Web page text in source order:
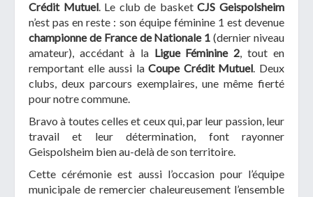
Crédit Mutuel. Le club de basketCJS Geispolsheim
n’est pas en reste : son équipe féminine 1 est devenue
championne de France de Nationale 1(dernier niveau
amateur), accédant à la Ligue Féminine 2, tout en
remportant elle aussi laCoupe Crédit Mutuel. Deux
clubs, deux parcours exemplaires, une même fierté
pour notre commune.
Bravo à toutes celles et ceux qui, par leur passion, leur
travail et leur détermination, font rayonner
Geispolsheim bien au-delà de son territoire.
Cette cérémonie est aussi l’occasion pour l’équipe
municipale de remercier chaleureusement l’ensemble